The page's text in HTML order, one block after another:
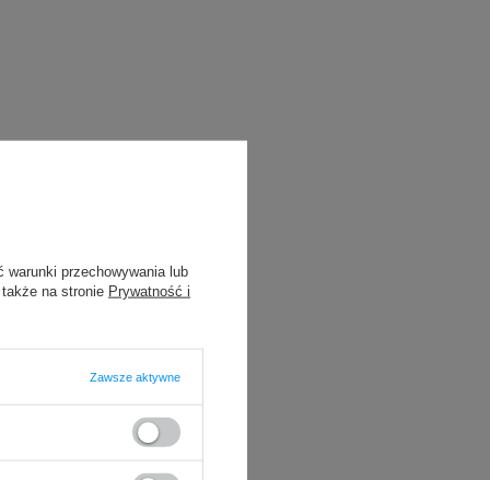
warunki przechowywania lub
na stronie Prywatność i
Zawsze aktywne